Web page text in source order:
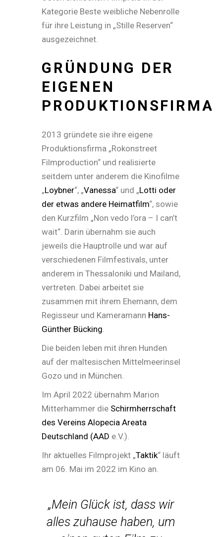
Kategorie Beste weibliche Nebenrolle
für ihre Leistung in „Stille Reserven“
ausgezeichnet.
GRÜNDUNG DER
EIGENEN
PRODUKTIONSFIRMA
2013 gründete sie ihre eigene
Produktionsfirma „Rokonstreet
Filmproduction“ und realisierte
seitdem unter anderem die Kinofilme
„Loybner“, „Vanessa“ und „Lotti oder
der etwas andere Heimatfilm“, sowie
den Kurzfilm „Non vedo l’ora – I can’t
wait“. Darin übernahm sie auch
jeweils die Hauptrolle und war auf
verschiedenen Filmfestivals, unter
anderem in Thessaloniki und Mailand,
vertreten. Dabei arbeitet sie
zusammen mit ihrem Ehemann, dem
Regisseur und Kameramann Hans-
Günther Bücking
Die beiden leben mit ihren Hunden
auf der maltesischen Mittelmeerinsel
Gozo und in München.
Im April 2022 übernahm Marion
Mitterhammer die Schirmherrschaft
des Vereins Alopecia Areata
Deutschland (AAD e.V.).
Ihr aktuelles Filmprojekt „Taktik“ läuft
am 06. Mai im 2022 im Kino an.
„Mein Glück ist, dass wir
alles zuhause haben, um